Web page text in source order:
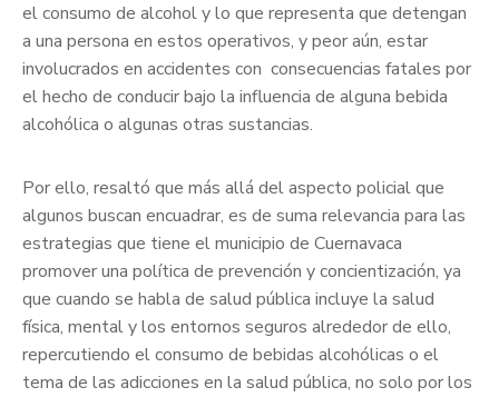
el consumo de alcohol y lo que representa que detengan
a una persona en estos operativos, y peor aún, estar
involucrados en accidentes con consecuencias fatales por
el hecho de conducir bajo la influencia de alguna bebida
alcohólica o algunas otras sustancias.
Por ello, resaltó que más allá del aspecto policial que
algunos buscan encuadrar, es de suma relevancia para las
estrategias que tiene el municipio de Cuernavaca
promover una política de prevención y concientización, ya
que cuando se habla de salud pública incluye la salud
física, mental y los entornos seguros alrededor de ello,
repercutiendo el consumo de bebidas alcohólicas o el
tema de las adicciones en la salud pública, no solo por los